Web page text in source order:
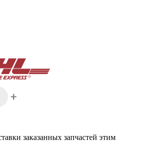
заказанных запчастей этим